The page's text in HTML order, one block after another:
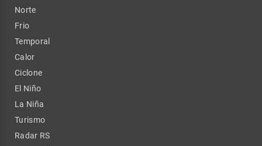
Norte
Frio
Temporal
Calor
Ciclone
El Niño
La Niña
Turismo
Radar RS